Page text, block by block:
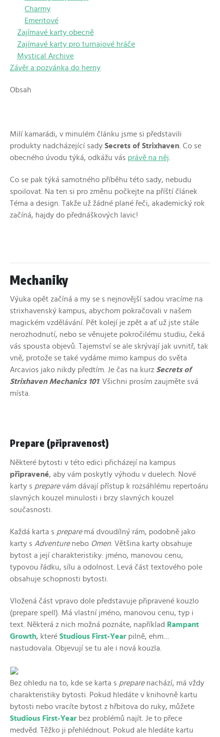
Charmy
Emeritové
Zajímavé karty obecně
Zajímavé karty pro turnajové hráče
Mystical Archive
Závěr a pozvánka do herny
Obsah
Milí kamarádi, v minulém článku jsme si představili
produkty nadcházející sady Secrets of Strixhaven . Co se
obecného úvodu týká, odkážu vás právě na něj
Co se pak týká samotného příběhu této sady, nebudu
spoilovat. Na ten si pro změnu počkejte na příští článek
Téma a design. Takže už žádné plané řeči, akademický rok
začíná, hajdy do přednáškových lavic!
Mechaniky
Výuka opět začíná a my se s nejnovější sadou vracíme na
strixhavenský kampus, abychom pokračovali v našem
magickém vzdělávání. Pět kolejí je zpět a ať už jste stále
nerozhodnutí, nebo se věnujete pokročilému studiu, čeká
vás spousta objevů. Tajemství se ale skrývají jak uvnitř, tak
vně, protože se také vydáme mimo kampus do světa
Arcavios jako nikdy předtím. Je čas na kurz Secrets of
Strixhaven Mechanics 101. Všichni prosím zaujměte svá
místa.
Prepare (připravenost)
Některé bytosti v této edici přicházejí na kampus
připravené, aby vám poskytly výhodu v duelech. Nové
karty s preparevám dávají přístup k rozsáhlému repertoáru
slavných kouzel minulosti i brzy slavných kouzel
současnosti.
Každá karta s preparemá dvoudílný rám, podobně jako
karty s Adventurenebo Omen . Většina karty obsahuje
bytost a její charakteristiky: jméno, manovou cenu,
typovou řádku, sílu a odolnost. Levá část textového pole
obsahuje schopnosti bytosti.
Vložená část vpravo dole představuje připravené kouzlo
(prepare spell). Má vlastní jméno, manovou cenu, typ i
text. Některá z nich možná poznáte, například Rampant
Growth, které Studious First-Year pilně, ehm…
nastudovala. Objevují se tu ale i nová kouzla.
Bez ohledu na to, kde se karta s preparenachází, má vždy
charakteristiky bytosti. Pokud hledáte v knihovně kartu
bytosti nebo vracíte bytost z hřbitova do ruky, můžete
Studious First-Year bez problémů najít. Je to přece
medvěd. Těžko ji přehlédnout. Pokud ale hledáte kartu